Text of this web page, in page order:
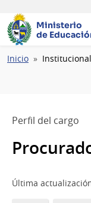
Ministerio
de
Ruta
Inicio Institucional
Perfil del cargo
Última